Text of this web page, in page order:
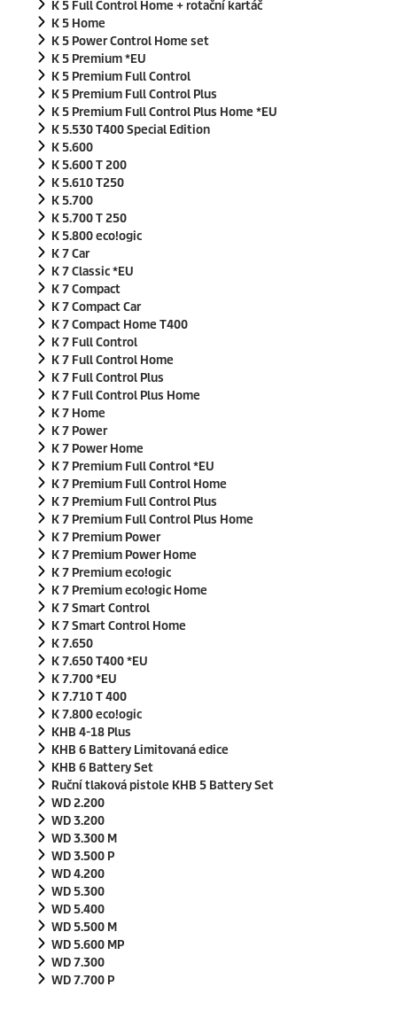
K 5 Full Control Home + rotační kartáč
K 5 Home
K 5 Power Control Home set
K 5 Premium *EU
K 5 Premium Full Control
K 5 Premium Full Control Plus
K 5 Premium Full Control Plus Home *EU
K 5.530 T400 Special Edition
K 5.600
K 5.600 T 200
K 5.610 T250
K 5.700
K 5.700 T 250
K 5.800eco!ogic
K 7 Car
K 7 Classic *EU
K 7 Compact
K 7 Compact Car
K 7 Compact Home T400
K 7 Full Control
K 7 Full Control Home
K 7 Full Control Plus
K 7 Full Control Plus Home
K 7 Home
K 7 Power
K 7 Power Home
K 7 Premium Full Control *EU
K 7 Premium Full Control Home
K 7 Premium Full Control Plus
K 7 Premium Full Control Plus Home
K 7 Premium Power
K 7 Premium Power Home
K 7 Premiumeco!ogic
K 7 Premiumeco!ogic Home
K 7 Smart Control
K 7 Smart Control Home
K 7.650
K 7.650 T400 *EU
K 7.700 *EU
K 7.710 T 400
K 7.800eco!ogic
KHB 4-18 Plus
KHB 6 Battery Limitovaná edice
KHB 6 Battery Set
Ruční tlaková pistole KHB 5 Battery Set
WD 2.200
WD 3.200
WD 3.300 M
WD 3.500 P
WD 4.200
WD 5.300
WD 5.400
WD 5.500 M
WD 5.600 MP
WD 7.300
WD 7.700 P